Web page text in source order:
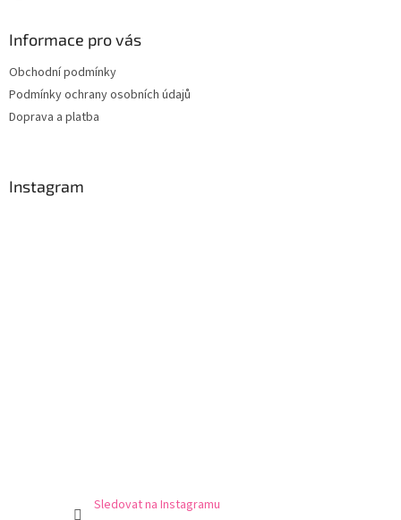
Informace pro vás
Obchodní podmínky
Podmínky ochrany osobních údajů
Doprava a platba
Instagram
Sledovat na Instagramu